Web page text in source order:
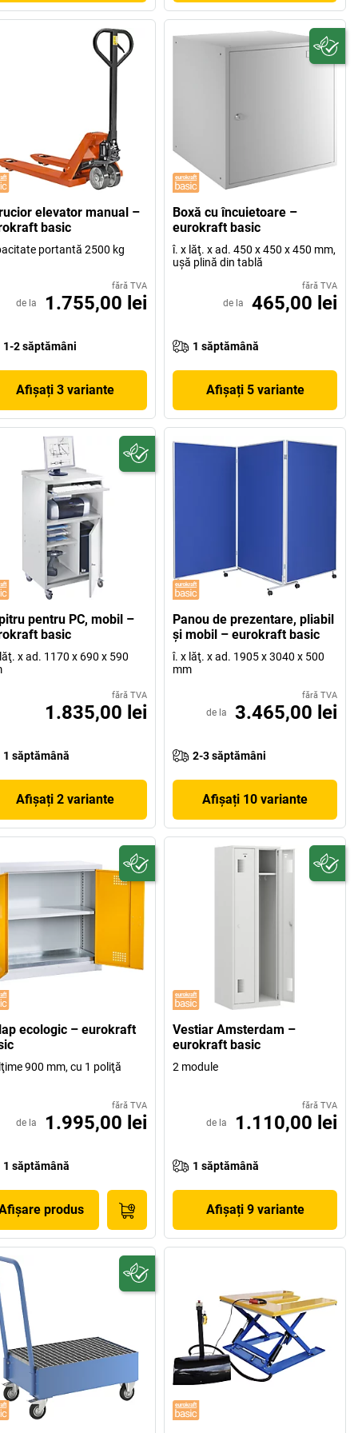
elevator manual –
basic
portantă 2500 kg
fără TVA
de la 1.755,00 lei
1-2 săptămâni
Afișați 3 variante
Boxă cu încuietoare –
eurokraft basic
î. x lăţ. x ad. 450 x 450 x 450 mm,
uşă plină din tablă
fără TVA
de la 465,00 lei
1 săptămână
Afișați 5 variante
pentru PC, mobil –
basic
x ad. 1170 x 690 x 590
fără TVA
1.835,00 lei
1 săptămână
Afișați 2 variante
Panou de prezentare, pliabil
şi mobil – eurokraft basic
î. x lăţ. x ad. 1905 x 3040 x 500
mm
fără TVA
de la 3.465,00 lei
2-3 săptămâni
Afișați 10 variante
ecologic – eurokraft
900 mm, cu 1 poliţă
fără TVA
de la 1.995,00 lei
1 săptămână
produs
Vestiar Amsterdam –
eurokraft basic
2 module
fără TVA
de la 1.110,00 lei
1 săptămână
Afișați 9 variante